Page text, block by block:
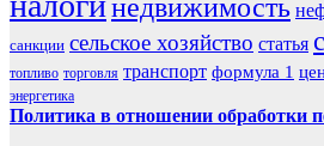
санкции сельское хозяйство статья
топливо торговля транспорт формула 1
энергетика
Политика в отношении обработки